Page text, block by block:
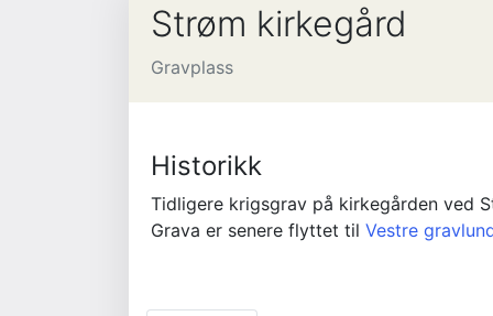
Strøm kirkegård
Gravplass
Historikk
Tidligere krigsgrav på kirkegården ved
Grava er senere flyttet til Vestre